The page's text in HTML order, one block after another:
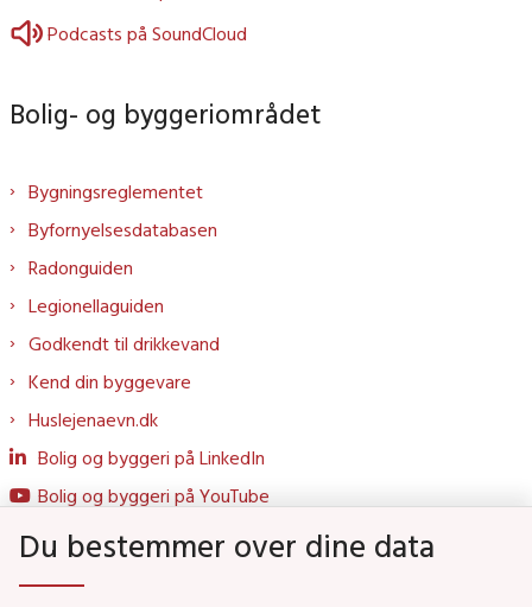
Podcasts på SoundCloud
Bolig- og byggeriområdet
Bygningsreglementet
Byfornyelsesdatabasen
Radonguiden
Legionellaguiden
Godkendt til drikkevand
Kend din byggevare
Huslejenaevn.dk
Bolig og byggeri på LinkedIn
Bolig og byggeri på YouTube
Du bestemmer over dine data